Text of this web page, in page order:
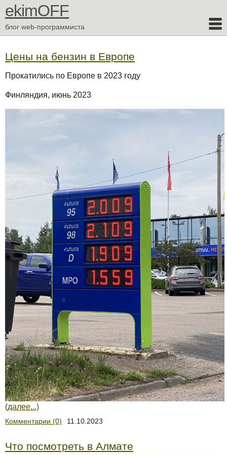
ekimOFF
блог web-программиста
Цены на бензин в Европе
Прокатились по Европе в 2023 году
Финляндия, июнь 2023
(далее...)
Комментарии (0) 11.10.2023
Что посмотреть в Алмате